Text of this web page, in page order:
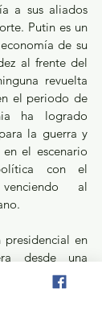
a sus aliados
Putin es un
de su
al frente del
revuelta
el periodo de
ha logrado
la guerra y
el escenario
con el
al
en
desde una
el posible
está de su